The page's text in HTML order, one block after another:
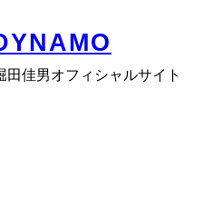
佳男オフィシャルサイト